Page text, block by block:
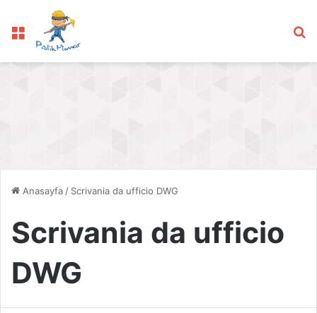
Menü
Anasayfa / Scrivania da ufficio DWG
Scrivania da ufficio
DWG